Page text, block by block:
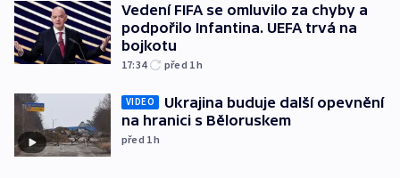
Vedení FIFA se omluvilo za chyby a
podpořilo Infantina. UEFA trvá na
bojkotu
17:34 před 1h
VIDEO
Ukrajina buduje další opevnění
na hranici s Běloruskem
před 1h